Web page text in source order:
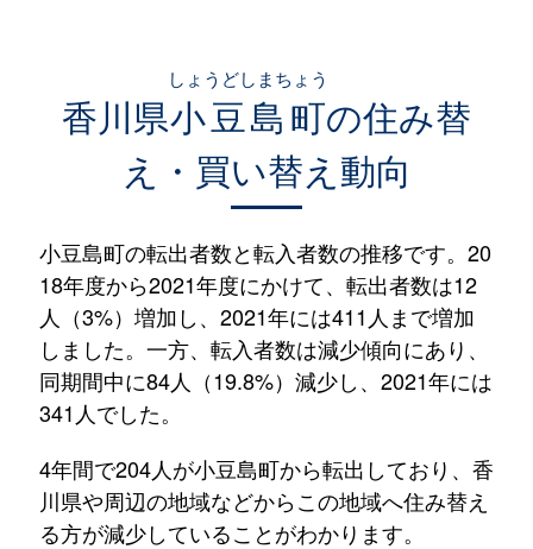
香川県小豆島町
しょうどしまちょう
の住み替
え・買い替え動向
小豆島町の転出者数と転入者数の推移です。20
18年度から2021年度にかけて、転出者数は12
人（3%）増加し、2021年には411人まで増加
しました。一方、転入者数は減少傾向にあり、
同期間中に84人（19.8%）減少し、2021年には
341人でした。
4年間で204人が小豆島町から転出しており、香
川県や周辺の地域などからこの地域へ住み替え
る方が減少していることがわかります。